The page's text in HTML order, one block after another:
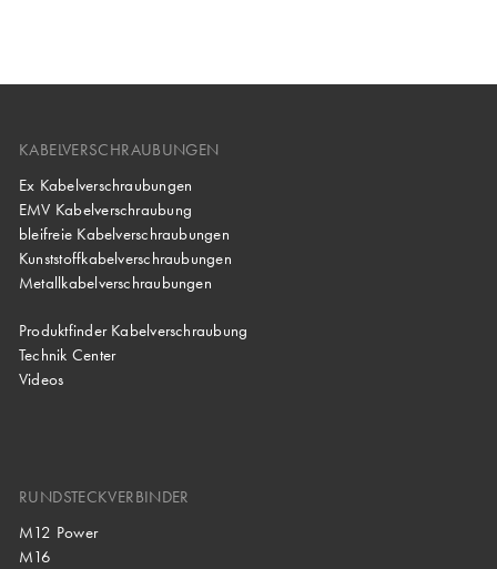
KABELVERSCHRAUBUNGEN
Ex Kabelverschraubungen
EMV Kabelverschraubung
bleifreie Kabelverschraubungen
Kunststoffkabelverschraubungen
Metallkabelverschraubungen
Produktfinder Kabelverschraubung
Technik Center
Videos
RUNDSTECKVERBINDER
M12 Power
M16